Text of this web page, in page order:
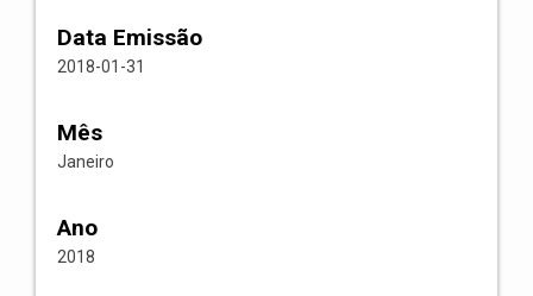
Data Emissão
2018-01-31
Mês
Janeiro
Ano
2018